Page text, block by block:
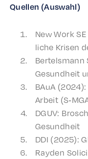
Quellen (Auswahl)
New Work
liche Krisen
Bertels­mann
Gesund­heit
BAuA
Arbeit
DGUV:
Gesundheit
DDI (2025):
Rayden